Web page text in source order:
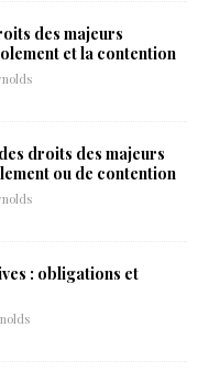
des majeurs
et la contention
droits des majeurs
ou de contention
: obligations et